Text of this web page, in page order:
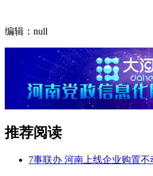
编辑：null
推荐阅读
7事联办 河南上线企业购置